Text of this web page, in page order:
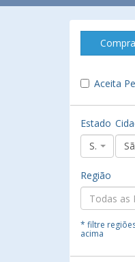
Aceita
Estado
SP
Região
* filtre
acima